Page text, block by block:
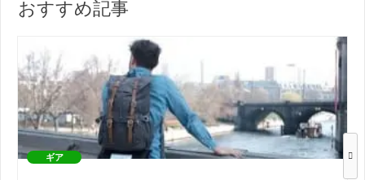
おすすめ記事
ギア